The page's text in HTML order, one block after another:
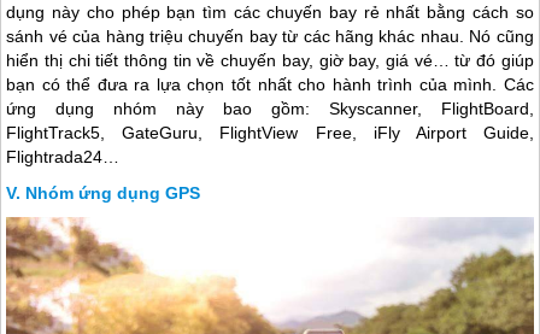
dụng này cho phép bạn tìm các chuyến bay rẻ nhất bằng cách so
sánh vé của hàng triệu chuyến bay từ các hãng khác nhau. Nó cũng
hiển thị chi tiết thông tin về chuyến bay, giờ bay, giá vé… từ đó giúp
bạn có thể đưa ra lựa chọn tốt nhất cho hành trình của mình. Các
ứng dụng nhóm này bao gồm: Skyscanner, FlightBoard,
FlightTrack5, GateGuru, FlightView Free, iFly Airport Guide,
Flightrada24…
Nhóm ứng dụng GPS